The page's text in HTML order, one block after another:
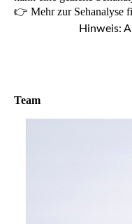
👉 Mehr zur Sehanalyse
Hinweis:
Team